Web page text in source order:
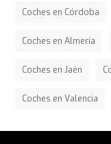
Coches en Córdoba
Coches en Almería
Coches en Jaén
Coches en Valencia